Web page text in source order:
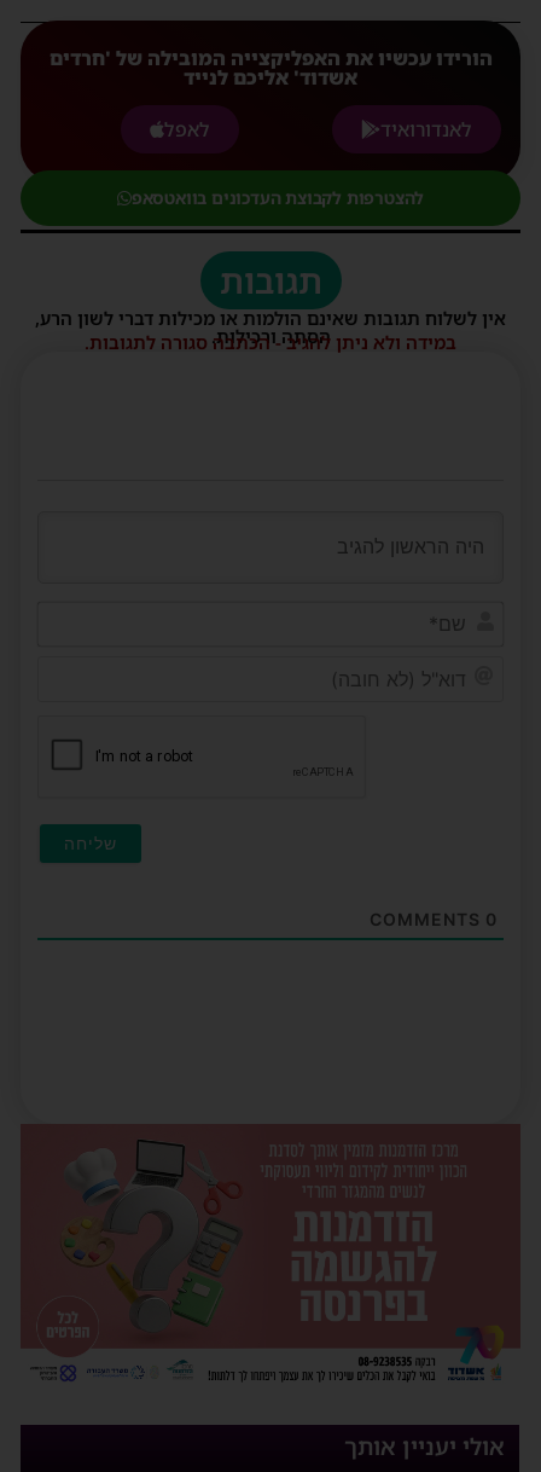
הורידו עכשיו את האפליקצייה המובילה של 'חרדים
אשדוד' אליכם לנייד
לאנדורואיד
לאפל
להצטרפות לקבוצת העדכונים בוואטסאפ
תגובות
אין לשלוח תגובות שאינם הולמות או מכילות דברי לשון הרע,
הסתה ורכילות.
במידה ולא ניתן להגיב - הכתבה סגורה לתגובות.
0
אולי יעניין אותך